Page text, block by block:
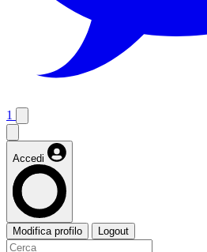
1
Accedi
Modifica profilo Logout